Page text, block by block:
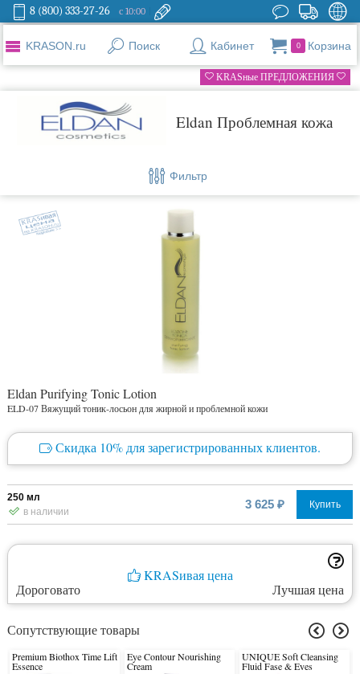
8 (800) 333-27-26 с 10:00
KRASON.ru Поиск Кабинет 0 Корзина
KRASные ПРЕДЛОЖЕНИЯ
Eldan Проблемная кожа
Фильтр
Eldan Purifying Tonic Lotion
ELD-07 Вяжущий тоник-лосьон для жирной и проблемной кожи
Скидка 10% для зарегистрированных клиентов.
250 мл
в наличии
3 625 ₽ Купить
KRASивая цена
Дороговато
Лучшая цена
Сопутствующие товары
Premium Biothox Time Lift
Essence
Eye Contour Nourishing
Cream
UNIQUE Soft Cleansing
Fluid Fase & Eyes